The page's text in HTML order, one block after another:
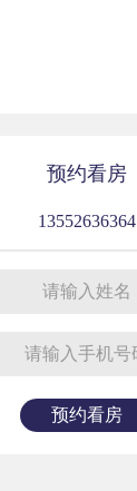
预约看房
13552636364